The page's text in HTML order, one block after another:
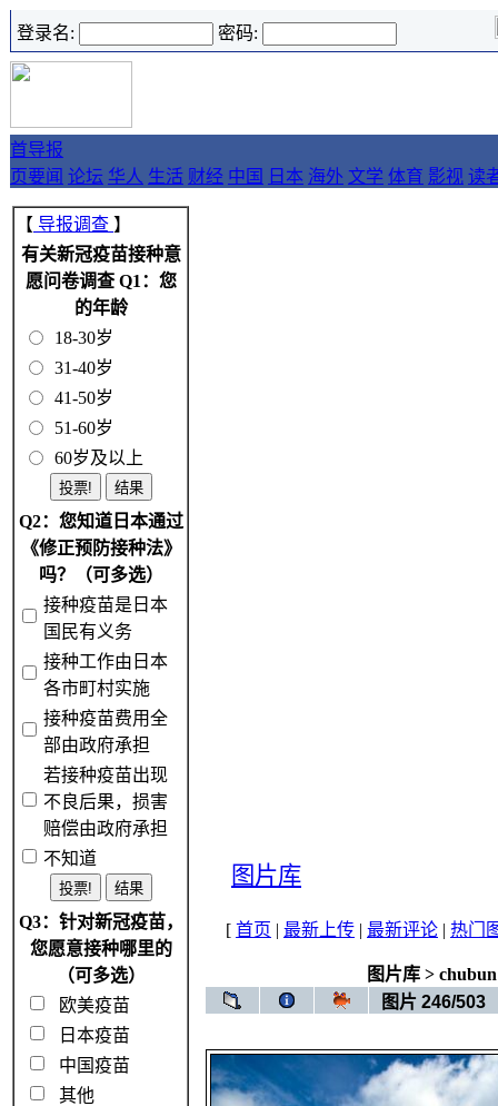
登录名: 密码:
首
页
导报
要闻 论坛 华人 生活 财经 中国 日本 海外 文学 体育 影视 读
【 导报调查 】
有关新冠疫苗接种意
愿问卷调查 Q1：您
的年龄
18-30岁
31-40岁
41-50岁
51-60岁
60岁及以上
Q2：您知道日本通过
《修正预防接种法》
吗？（可多选）
接种疫苗是日本
国民有义务
接种工作由日本
各市町村实施
接种疫苗费用全
部由政府承担
若接种疫苗出现
不良后果，损害
赔偿由政府承担
不知道
Q3：针对新冠疫苗，
您愿意接种哪里的
（可多选）
欧美疫苗
日本疫苗
中国疫苗
其他
图片库
[ 首页 | 最新上传 | 最新评论 | 热门
图片库> chubun
图片 246/503